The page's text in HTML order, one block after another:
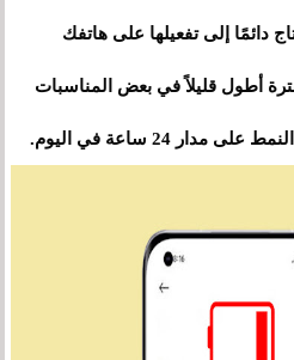
دائمًا إلى تفعيلها على هاتفك
أطول قليلاً في بعض المناسبات
24 ساعة في اليوم.